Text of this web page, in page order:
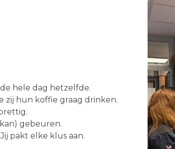
hele dag hetzelfde.
zij hun koffie graag drinken.
gebeuren.
pakt elke klus aan.